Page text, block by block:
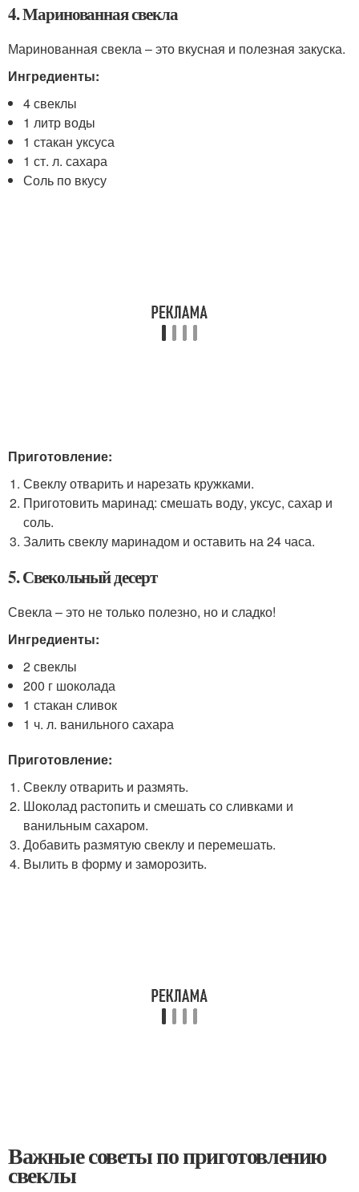
4. Маринованная свекла
Маринованная свекла – это вкусная и полезная закуска.
Ингредиенты:
4 свеклы
1 литр воды
1 стакан уксуса
1 ст. л. сахара
Соль по вкусу
Приготовление:
Свеклу отварить и нарезать кружками.
Приготовить маринад: смешать воду, уксус, сахар и
соль.
Залить свеклу маринадом и оставить на 24 часа.
5. Свекольный десерт
Свекла – это не только полезно, но и сладко!
Ингредиенты:
2 свеклы
200 г шоколада
1 стакан сливок
1 ч. л. ванильного сахара
Приготовление:
Свеклу отварить и размять.
Шоколад растопить и смешать со сливками и
ванильным сахаром.
Добавить размятую свеклу и перемешать.
Вылить в форму и заморозить.
Важные советы по приготовлению
свеклы